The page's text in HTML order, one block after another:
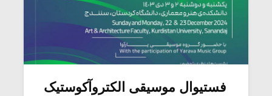
فستیوال موسیقی الکتروآکوستیک